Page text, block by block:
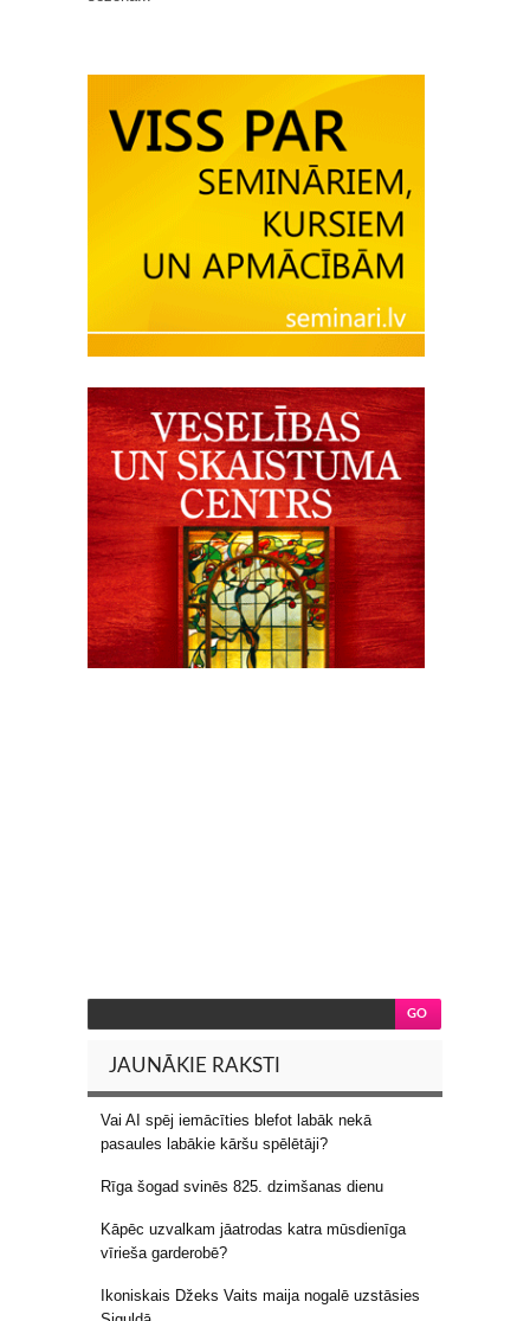
JAUNĀKIE RAKSTI
Vai AI spēj iemācīties blefot labāk nekā
pasaules labākie kāršu spēlētāji?
Rīga šogad svinēs 825. dzimšanas dienu
Kāpēc uzvalkam jāatrodas katra mūsdienīga
vīrieša garderobē?
Ikoniskais Džeks Vaits maija nogalē uzstāsies